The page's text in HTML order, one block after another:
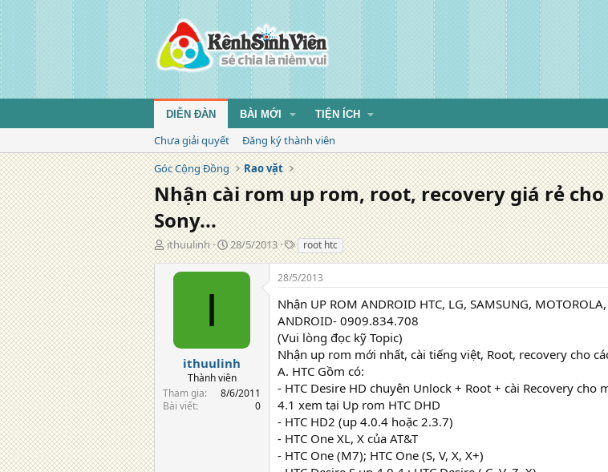
DIỄN ĐÀN BÀI MỚI TIỆN ÍCH
Chưa giải quyết
Đăng ký thành viên
Góc Cộng Đồng
Rao vặt
Nhận cài rom up rom, root, recovery giá rẻ cho
Sony...
T
á
ithuulinh
N
g
à
28/5/2013
T
ừ
k
h
ó
a
root htc
I
ithuulinh
Thành viên
Tham gia
8/6/2011
Bài viết
0
28/5/2013
Nhận UP ROM ANDROID HTC, LG, SAMSUNG,
ANDROID- 0909.834.708
(Vui lòng đọc kỹ Topic)
Nhận up rom mới nhất, cài tiếng việt, Root, recovery cho
A. HTC Gồm có:
- HTC Desire HD chuyên Unlock + Root + cài Recovery
4.1 xem tại Up rom HTC DHD
- HTC HD2 (up 4.0.4 hoặc 2.3.7)
- HTC One XL, X của AT&T
- HTC One (M7); HTC One (S, V, X, X+)